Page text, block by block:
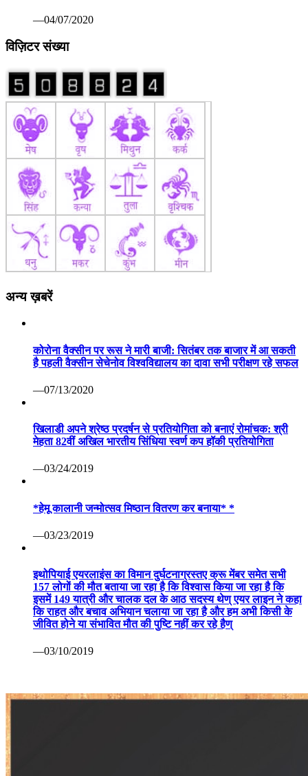
—04/07/2020
विज़िटर संख्या
अन्य ख़बरें
कोरोना वैक्सीन पर रूस ने मारी बाजी: सितंबर तक बाजार में आ सकती
है पहली वैक्सीन सेचेनोव विश्वविद्यालय का दावा सभी परीक्षण रहे सफल
—07/13/2020
खिलाडी अपने श्रेष्ठ प्रदर्षन से प्रतियोगिता को बनाएं रोमांचक: श्री
मेहता 82वीं अखिल भारतीय सिंधिया स्वर्ण कप हॉकी प्रतियोगिता
—03/24/2019
*हेमू कालानी जन्मोत्सव मिष्ठान वितरण कर बनाया* *
—03/23/2019
इथोपियाई एयरलाइंस का विमान दुर्घटनाग्रस्तए क्रू मेंबर समेत सभी
157 लोगों की मौत बताया जा रहा है कि विश्वास किया जा रहा है कि
इसमें 149 यात्री और चालक दल के आठ सदस्य थेण् एयर लाइन ने कहा
कि राहत और बचाव अभियान चलाया जा रहा है और हम अभी किसी के
जीवित होने या संभावित मौत की पुष्टि नहीं कर रहे हैण्
—03/10/2019